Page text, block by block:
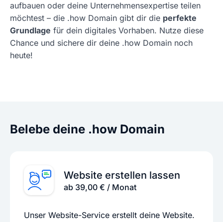
aufbauen oder deine Unternehmensexpertise teilen
möchtest – die .how Domain gibt dir die perfekte
Grundlage für dein digitales Vorhaben. Nutze diese
Chance und sichere dir deine .how Domain noch
heute!
Belebe deine .how Domain
Website erstellen lassen
ab 39,00 € / Monat
Unser Website-Service erstellt deine Website.